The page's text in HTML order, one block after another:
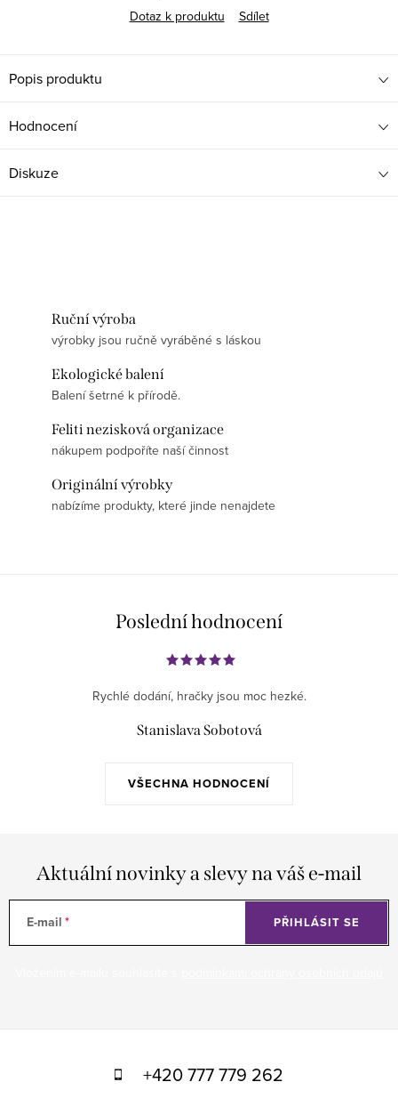
Dotaz k produktu
Sdílet
Popis produktu
Hodnocení
Diskuze
Ruční výroba
výrobky jsou ručně vyráběné s láskou
Ekologické balení
Balení šetrné k přírodě.
Feliti nezisková organizace
nákupem podpoříte naší činnost
Originální výrobky
nabízíme produkty, které jinde nenajdete
Poslední hodnocení
VŠECHNA HODNOCENÍ
Rychlé dodání, hračky jsou moc hezké.
Stanislava Sobotová
Aktuální novinky a slevy na váš e-mail
E-mail PŘIHLÁSIT SE
+420 777 779 262